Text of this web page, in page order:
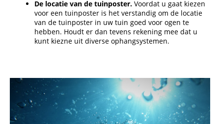
De locatie van de tuinposter. Voordat u gaat kiezen
voor een tuinposter is het verstandig om de locatie
van de tuinposter in uw tuin goed voor ogen te
hebben. Houdt er dan tevens rekening mee dat u
kunt kiezne uit diverse ophangsystemen.